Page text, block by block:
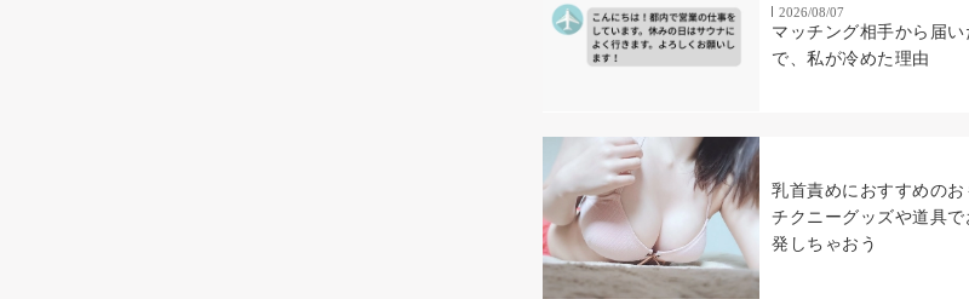
2026/08/07
マッチング相手から届
で、私が冷めた理由
乳首責めにおすすめの
チクニーグッズや道具で
発しちゃおう